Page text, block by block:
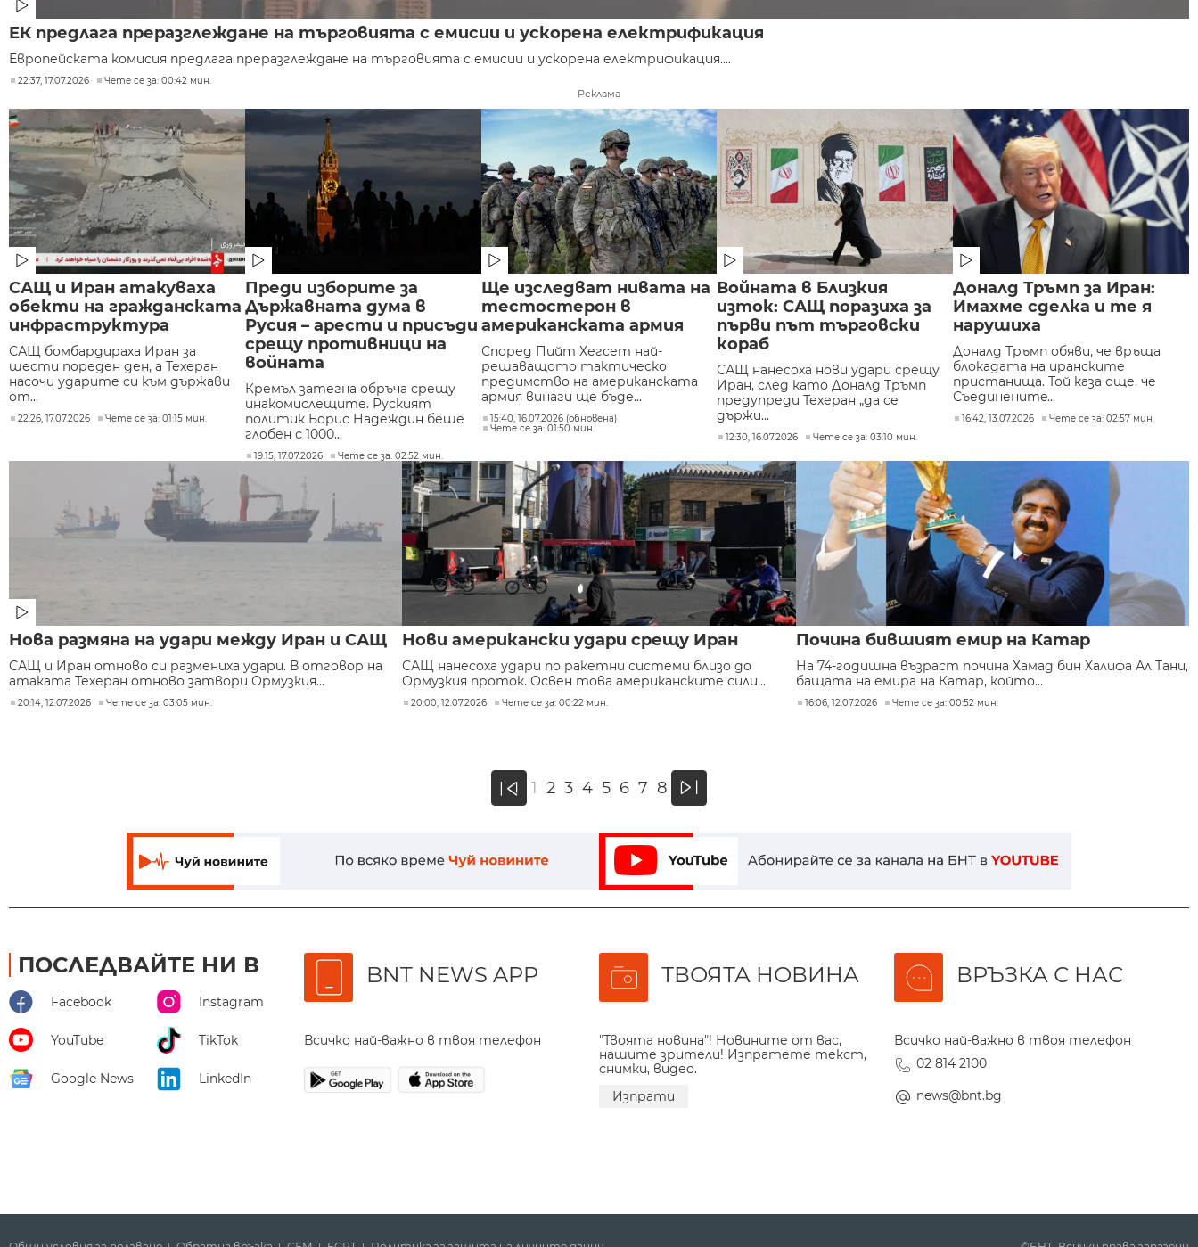
ЕК предлага преразглеждане на търговията с емисии и ускорена електрификация
Европейската комисия предлага преразглеждане на търговията с емисии и ускорена електрификация....
22:37, 17.07.2026 Чете се за: 00:42 мин.
Реклама
САЩ и Иран атакуваха
обекти на гражданската
инфраструктура
САЩ бомбардираха Иран за
шести пореден ден, а Техеран
насочи ударите си към държави
от...
22:26, 17.07.2026 Чете се за: 01:15 мин.
Преди изборите за
Държавната дума в
Русия – арести и присъди
срещу противници на
войната
Кремъл затегна обръча срещу
инакомислещите. Руският
политик Борис Надеждин беше
глобен с 1000...
19:15, 17.07.2026 Чете се за: 02:52 мин.
Ще изследват нивата на
тестостерон в
американската армия
Според Пийт Хегсет най-
решаващото тактическо
предимство на американската
армия винаги ще бъде...
15:40, 16.07.2026 (обновена)
Чете се за: 01:50 мин.
Войната в Близкия
изток: САЩ поразиха за
първи път търговски
кораб
САЩ нанесоха нови удари срещу
Иран, след като Доналд Тръмп
предупреди Техеран „да се
държи...
12:30, 16.07.2026 Чете се за: 03:10 мин.
Доналд Тръмп за Иран:
Имахме сделка и те я
нарушиха
Доналд Тръмп обяви, че връща
блокадата на иранските
пристанища. Той каза още, че
Съединенитe...
16:42, 13.07.2026 Чете се за: 02:57 мин.
Нова размяна на удари между Иран и САЩ
САЩ и Иран отново си размениха удари. В отговор на
атаката Техеран отново затвори Ормузкия...
20:14, 12.07.2026 Чете се за: 03:05 мин.
Нови американски удари срещу Иран
САЩ нанесоха удари по ракетни системи близо до
Ормузкия проток. Освен това американските сили...
20:00, 12.07.2026 Чете се за: 00:22 мин.
Почина бившият емир на Катар
На 74-годишна възраст почина Хамад бин Халифа Ал Тани,
бащата на емира на Катар, който...
16:06, 12.07.2026 Чете се за: 00:52 мин.
« 1 2 3 4 5 6 7 8 »
ПОСЛЕДВАЙТЕ НИ В
Facebook Instagram
YouTube TikTok
Google News LinkedIn
BNT NEWS APP
Всичко най-важно в твоя телефон
ТВОЯТА НОВИНА
"Твоята новина"! Новините от вас,
нашите зрители! Изпратете текст,
снимки, видео.
Изпрати
ВРЪЗКА С НАС
Всичко най-важно в твоя телефон
02 814 2100
news@bnt.bg